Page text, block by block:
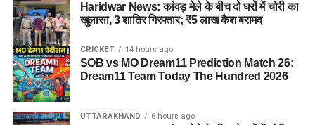
Haridwar News: कांवड़ मेले के बीच दो घरों में चोरी का
खुलासा, 3 शातिर गिरफ्तार; ₹5 लाख कैश बरामद
CRICKET 14 hours ago
SOB vs MO Dream11 Prediction Match 26:
Dream11 Team Today The Hundred 2026
UTTARAKHAND 6 hours ago